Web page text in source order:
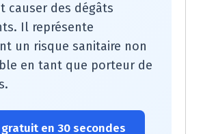
causer des dégâts
Il représente
un risque sanitaire non
en tant que porteur de
gratuit en 30 secondes